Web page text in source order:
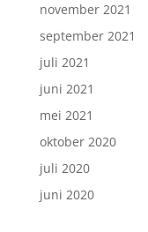
november 2021
september 2021
juli 2021
juni 2021
mei 2021
oktober 2020
juli 2020
juni 2020